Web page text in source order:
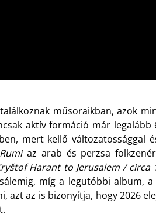
műsoraikban, azok
aktív formáció már
mert kellő változatossággal
az arab és perzsa
Harant to Jerusalem / circa
míg a legutóbbi album, a
az is bizonyítja, hogy 2026